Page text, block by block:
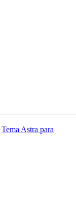
Tema Astra para